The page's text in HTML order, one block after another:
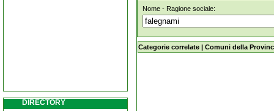
DIRECTORY
Nome - Ragione sociale:
falegnami sant-agostino
Categorie correlate | Comuni della